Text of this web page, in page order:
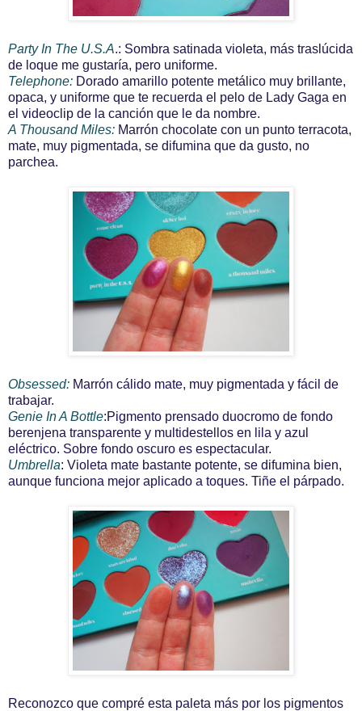
Party In The U.S.A.: Sombra satinada violeta, más traslúcida
de loque me gustaría, pero uniforme.
Telephone: Dorado amarillo potente metálico muy brillante,
opaca, y uniforme que te recuerda el pelo de Lady Gaga en
el videoclip de la canción que le da nombre.
A Thousand Miles: Marrón chocolate con un punto terracota,
mate, muy pigmentada, se difumina que da gusto, no
parchea.
Obsessed: Marrón cálido mate, muy pigmentada y fácil de
trabajar.
Genie In A Bottle:Pigmento prensado duocromo de fondo
berenjena transparente y multidestellos en lila y azul
eléctrico. Sobre fondo oscuro es espectacular.
Umbrella: Violeta mate bastante potente, se difumina bien,
aunque funciona mejor aplicado a toques. Tiñe el párpado.
Reconozco que compré esta paleta más por los pigmentos